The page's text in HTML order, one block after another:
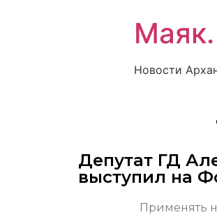
Новости
Депутат ГД
выступил на
Применять